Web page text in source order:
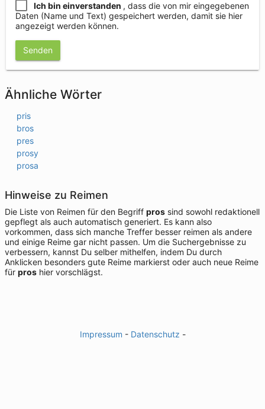
Ich bin einverstanden , dass die von mir eingegebenen
Daten (Name und Text) gespeichert werden, damit sie hier
angezeigt werden können.
Senden
Ähnliche Wörter
pris
bros
pres
prosy
prosa
Hinweise zu Reimen
Die Liste von Reimen für den Begriff pros sind sowohl redaktionell
gepflegt als auch automatisch generiert. Es kann also
vorkommen, dass sich manche Treffer besser reimen als andere
und einige Reime gar nicht passen. Um die Suchergebnisse zu
verbessern, kannst Du selber mithelfen, indem Du durch
Anklicken besonders gute Reime markierst oder auch neue Reime
für pros hier vorschlägst.
Impressum - Datenschutz -